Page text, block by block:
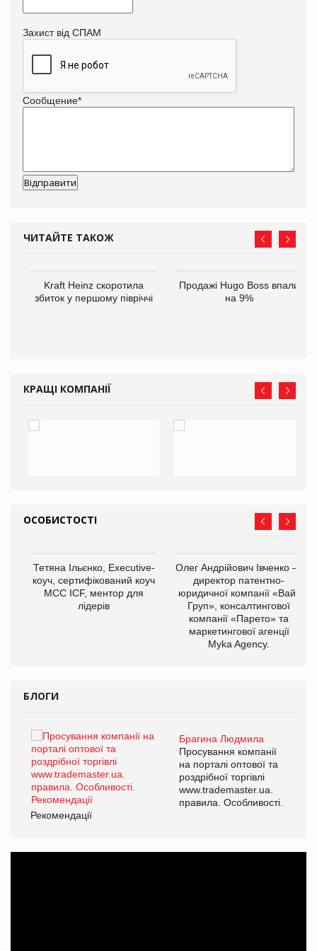
Захист від СПАМ
Сообщение*
ЧИТАЙТЕ ТАКОЖ
Kraft Heinz скоротила
збиток у першому півріччі
Продажі Hugo Boss впали
на 9%
КРАЩІ КОМПАНІЇ
ОСОБИСТОСТІ
Тетяна Ільєнко, Executive-
коуч, сертифікований коуч
МСС ICF, ментор для
лідерів
Олег Андрійович Івченко —
директор патентно-
юридичної компанії «Вайз
Груп», консалтингової
компанії «Парето» та
маркетингової агенції
Myka Agency.
БЛОГИ
Брагина Людмила
Просування компанії
на порталі оптової та
роздрібної торгівлі
www.trademaster.ua.
правила. Особливості.
Рекомендації